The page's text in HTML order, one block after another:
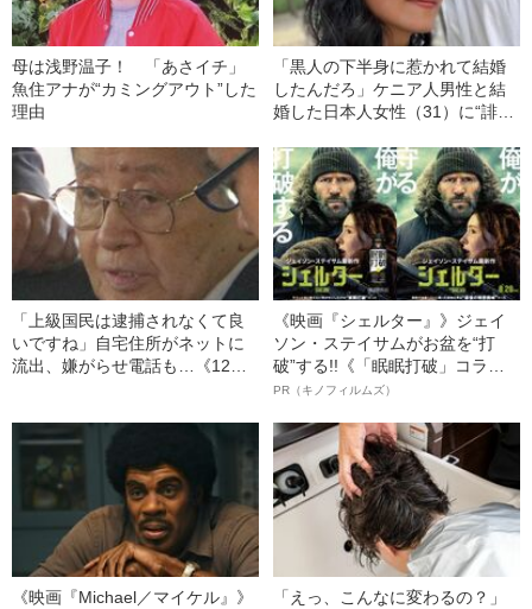
母は浅野温子！ 「あさイチ」
魚住アナが“カミングアウト”した
理由
「黒人の下半身に惹かれて結婚
したんだろ」ケニア人男性と結
婚した日本人女性（31）に“誹謗
感じる“外国人差別”のリアル
「上級国民は逮捕されなくて良
いですね」自宅住所がネットに
流出、嫌がらせ電話も…《12人
への暴力」
《映画『シェルター』》ジェイ
ソン・ステイサムがお盆を“打
破”する!!《「眠眠打破」コラ
ボ》
PR（キノフィルムズ）
《映画『Michael／マイケル』》
「えっ、こんなに変わるの？」